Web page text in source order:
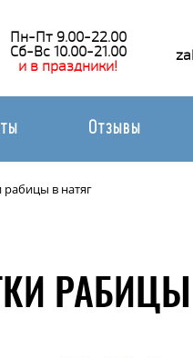
Пн-Пт 9.00-22.00
Сб-Вс 10.00-21.00
и в праздники!
Отзывы
рабицы в натяг